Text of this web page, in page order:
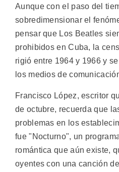
Aunque con el paso del
sobredimensionar el
pensar que Los Beatles
prohibidos en Cuba, la
rigió entre 1964 y 1966 y
los medios de
Francisco López, escritor
de octubre, recuerda que
problemas en los
fue "Nocturno", un
romántica que aún existe,
oyentes con una canción